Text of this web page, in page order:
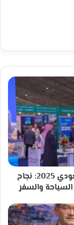
البيان الختامي لمعرض سوق السفر السعودي 2025: نجاح
والسفر